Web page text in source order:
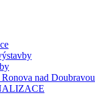
nad Doubravou